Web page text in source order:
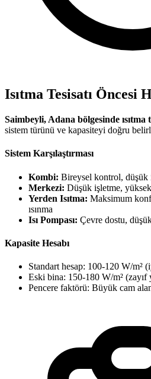
Isıtma Tesisatı Öncesi
Saimbeyli, Adana bölgesinde ısıtma
sistem türünü ve kapasiteyi doğru
Sistem Karşılaştırması
Kombi: Bireysel kontrol, düşük
Merkezi: Düşük işletme,
Yerden Isıtma: Maksimum
ısınma
Isı Pompası: Çevre dostu,
Kapasite Hesabı
Standart hesap: 100-120 W/m²
Eski bina: 150-180 W/m² (zayıf
Pencere faktörü: Büyük cam